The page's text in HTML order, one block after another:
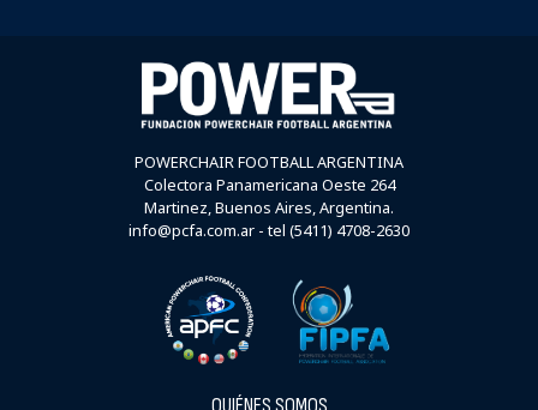
POWERCHAIR FOOTBALL ARGENTINA
Colectora Panamericana Oeste 264
Martinez, Buenos Aires, Argentina.
info@pcfa.com.ar - tel (5411) 4708-2630